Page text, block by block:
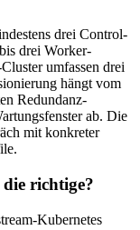
drei Control-
drei Worker-
umfassen drei
hängt vom
Redundanz-
ab. Die
mit konkreter
richtige?
Kubernetes